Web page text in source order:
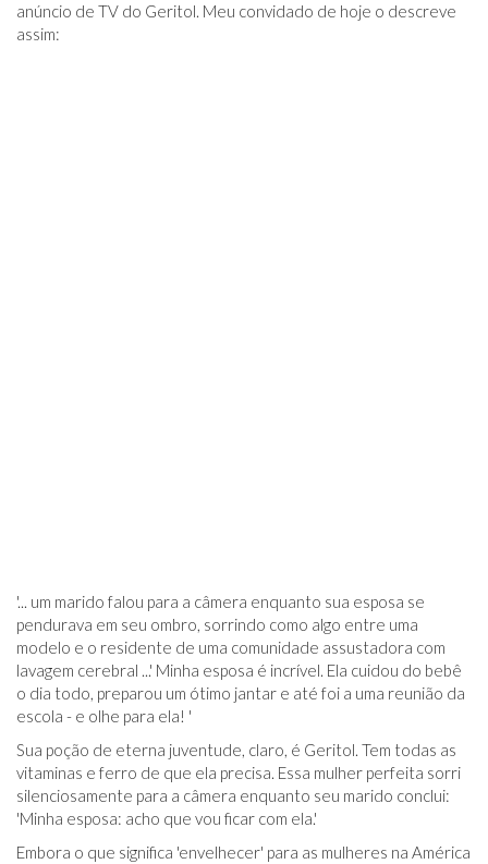
anúncio de TV do Geritol. Meu convidado de hoje o descreve
assim:
'... um marido falou para a câmera enquanto sua esposa se
pendurava em seu ombro, sorrindo como algo entre uma
modelo e o residente de uma comunidade assustadora com
lavagem cerebral ...' Minha esposa é incrível. Ela cuidou do bebê
o dia todo, preparou um ótimo jantar e até foi a uma reunião da
escola - e olhe para ela! '
Sua poção de eterna juventude, claro, é Geritol. Tem todas as
vitaminas e ferro de que ela precisa. Essa mulher perfeita sorri
silenciosamente para a câmera enquanto seu marido conclui:
'Minha esposa: acho que vou ficar com ela.'
Embora o que significa 'envelhecer' para as mulheres na América